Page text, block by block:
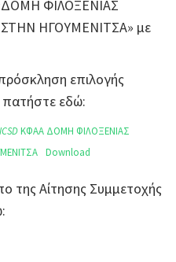
ΦΙΛΟΞΕΝΙΑΣ
ΗΓΟΥΜΕΝΙΤΣΑ» με
επιλογής
εδώ:
ICSDΚΦΑΑ ΔΟΜΗ ΦΙΛΟΞΕΝΙΑΣ
Download
της Αίτησης Συμμετοχής